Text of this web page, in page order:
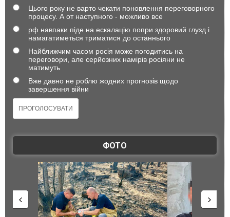
Цього року не варто чекати поновлення переговорного
процесу. А от наступного - можливо все
рф навпаки піде на ескалацію попри здоровий глузд і
намагатиметься триматися до останнього
Найближчим часом росія може погодитись на
переговори, але серйозних намірів росіяни не
матимуть
Вже давно не роблю жодних прогнозів щодо
завершення війни
ФОТО